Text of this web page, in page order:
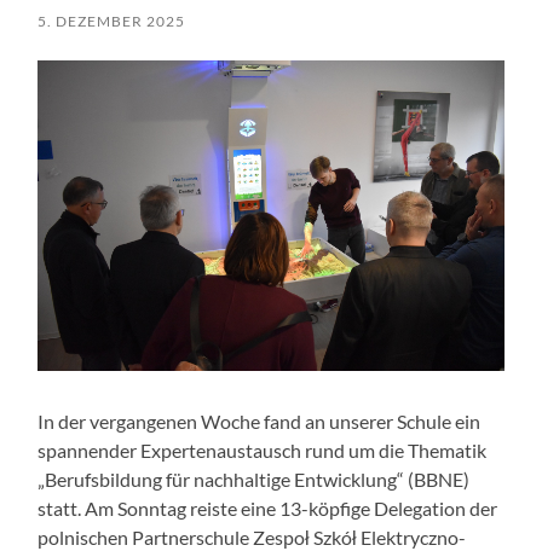
5. DEZEMBER 2025
In der vergangenen Woche fand an unserer Schule ein
spannender Expertenaustausch rund um die Thematik
„Berufsbildung für nachhaltige Entwicklung“ (BBNE)
statt. Am Sonntag reiste eine 13-köpfige Delegation der
polnischen Partnerschule Zespoł Szkół Elektryczno-